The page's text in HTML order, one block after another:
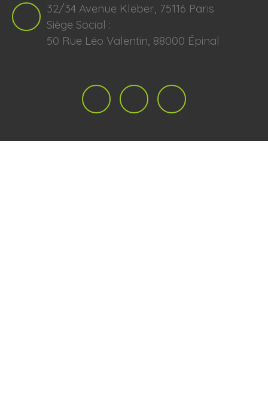
32/34 Avenue Kleber, 75116 Paris
Siège Social :
50 Rue Léo Valentin, 88000 Épinal